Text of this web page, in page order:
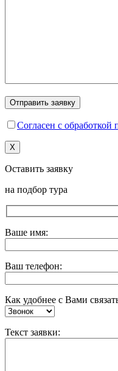
Согласен с
X
Оставить заявку
на подбор тура
Ваше имя:
Ваш телефон:
Как удобнее с Вами
Текст заявки: